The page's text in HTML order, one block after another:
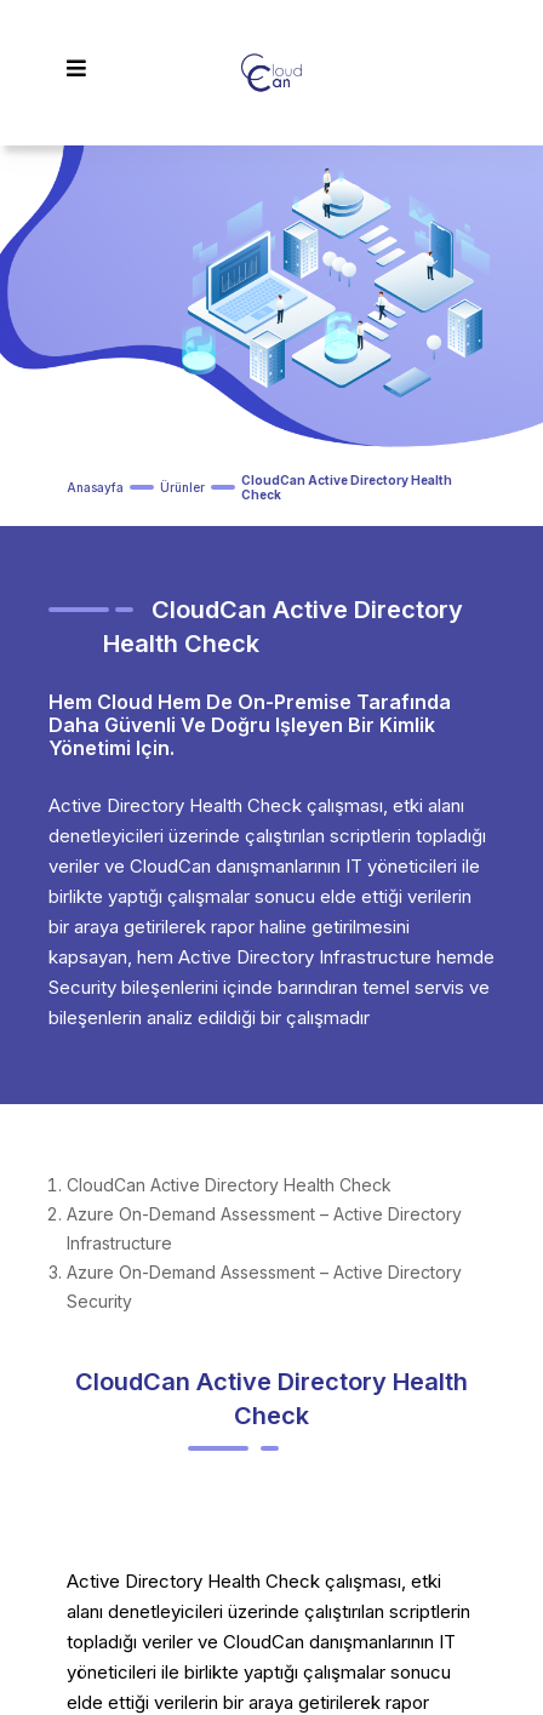
Anasayfa Ürünler
CloudCan Active Directory Health
Check
CloudCan Active Directory
Health Check
Hem Cloud Hem De On-Premise Tarafında
Daha Güvenli Ve Doğru Işleyen Bir Kimlik
Yönetimi Için.
Active Directory Health Check çalışması, etki alanı
denetleyicileri üzerinde çalıştırılan scriptlerin topladığı
veriler ve CloudCan danışmanlarının IT yöneticileri ile
birlikte yaptığı çalışmalar sonucu elde ettiği verilerin
bir araya getirilerek rapor haline getirilmesini
kapsayan, hem Active Directory Infrastructure hemde
Security bileşenlerini içinde barındıran temel servis ve
bileşenlerin analiz edildiği bir çalışmadır
CloudCan Active Directory Health Check
Azure On-Demand Assessment – Active Directory
Infrastructure
Azure On-Demand Assessment – Active Directory
Security
CloudCan Active Directory Health
Check
Active Directory Health Check çalışması, etki
alanı denetleyicileri üzerinde çalıştırılan scriptlerin
topladığı veriler ve CloudCan danışmanlarının IT
yöneticileri ile birlikte yaptığı çalışmalar sonucu
elde ettiği verilerin bir araya getirilerek rapor